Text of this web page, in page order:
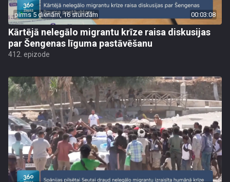
pirms 5 dienām, 16 stundām 00:03:08
Kārtējā nelegālo migrantu krīze raisa diskusijas
par Šengenas līguma pastāvēšanu
412. epizode